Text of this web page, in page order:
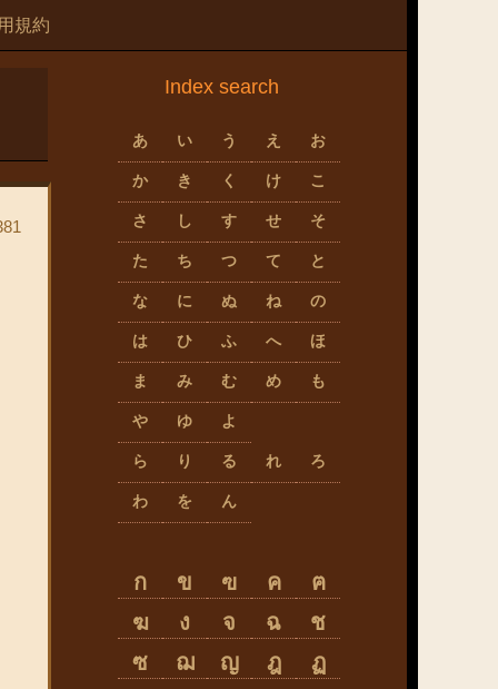
規約
Index search
あ い う え お
か き く け こ
さ し す せ そ
た ち つ て と
な に ぬ ね の
は ひ ふ へ ほ
ま み む め も
や ゆ よ
ら り る れ ろ
わ を ん
ก ข ฃ ค
ฅ
ฆ
ง จ ฉ
ช
ซ
ฌ ญ ฎ
ฏ